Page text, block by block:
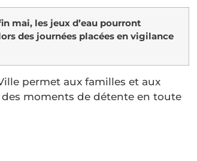
mai, les jeux d’eau pourront
des journées placées en vigilance
permet aux familles et aux
moments de détente en toute